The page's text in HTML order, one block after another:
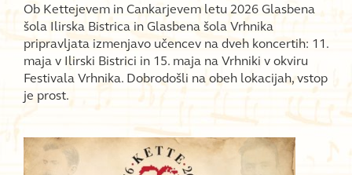
Ob Kettejevem in Cankarjevem letu 2026 Glasbena
šola Ilirska Bistrica in Glasbena šola Vrhnika
pripravljata izmenjavo učencev na dveh koncertih: 11.
maja v Ilirski Bistrici in 15. maja na Vrhniki v okviru
Festivala Vrhnika. Dobrodošli na obeh lokacijah, vstop
je prost.